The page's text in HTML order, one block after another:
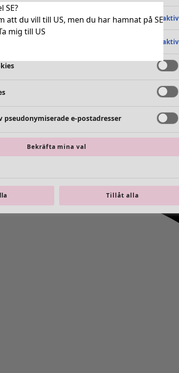
SE?
att du vill till US, men du har hamnat på SE
mig till US
cookies Alltid aktiv
Alltid aktiv
pseudonymiserade e-postadresser
Bekräfta mina val
Tillåt alla